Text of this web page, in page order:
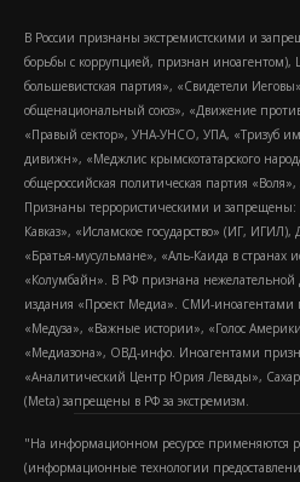
В России признаны экстремистскими и
борьбы с коррупцией, признан
большевистская партия», «Свидетели
общенациональный союз», «Движение
«Правый сектор», УНА-УНСО, УПА, «Тризуб
дивижн», «Меджлис крымскотатарского
общероссийская политическая партия
Признаны террористическими и
Кавказ», «Исламское государство» (ИГ,
«Братья-мусульмане», «Аль-Каида в странах
«Колумбайн». В РФ признана нежелательной
издания «Проект Медиа». СМИ-иноагентами
«Медуза», «Важные истории», «Голос
«Медиазона», ОВД-инфо. Иноагентами
«Аналитический Центр Юрия Левады»,
(Metа) запрещены в РФ за экстремизм.
"На информационном ресурсе применяются
(информационные технологии